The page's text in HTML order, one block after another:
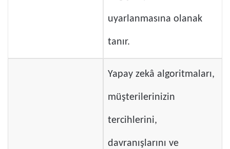
uyarlanmasına olanak
tanır.
Yapay zekâ algoritmaları,
müşterilerinizin
tercihlerini,
davranışlarını ve